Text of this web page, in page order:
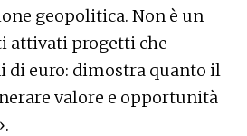
geopolitica. Non è un
attivati progetti che
di euro: dimostra quanto il
valore e opportunità